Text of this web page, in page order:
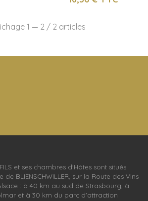
1 — 2 / 2 articles
et ses chambres d'Hôtes sont situés
de BLIENSCHWILLER, sur la Route des Vins
: à 40 km au sud de Strasbourg, à
et à 30 km du parc d'attraction